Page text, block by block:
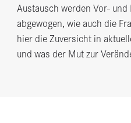
Austausch werden Vor- und
abgewogen, wie auch die
hier die Zuversicht in
und was der Mut zur